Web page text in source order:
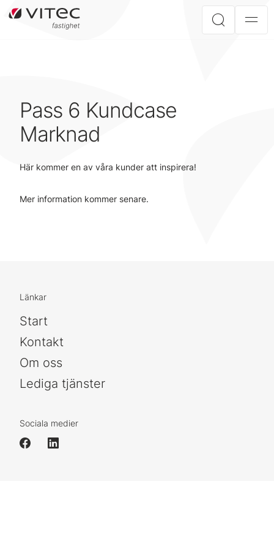
Pass 6 Kundcase
Marknad
Här kommer en av våra kunder att inspirera!
Mer information kommer senare.
Länkar
Start
Kontakt
Om oss
Lediga tjänster
Sociala medier